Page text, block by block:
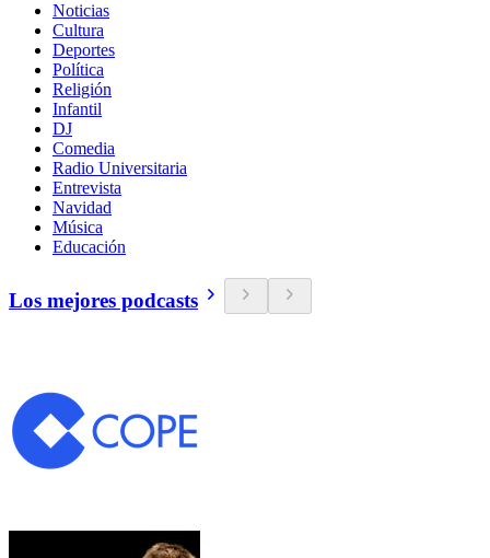
Noticias
Cultura
Deportes
Política
Religión
Infantil
DJ
Comedia
Radio Universitaria
Entrevista
Navidad
Música
Educación
Los mejores podcasts